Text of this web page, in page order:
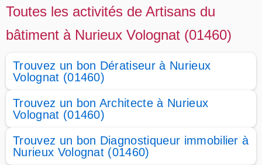
Toutes les activités de Artisans du
bâtiment à Nurieux Volognat (01460)
Trouvez un bon Dératiseur à Nurieux
Volognat (01460)
Trouvez un bon Architecte à Nurieux
Volognat (01460)
Trouvez un bon Diagnostiqueur immobilier à
Nurieux Volognat (01460)